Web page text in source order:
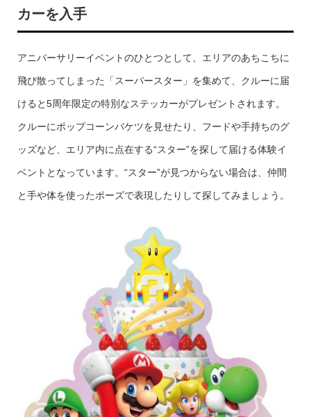
カーを入手
アニバーサリーイベントのひとつとして、エリアのあちこちに
飛び散ってしまった「スーパースター」を集めて、クルーに届
けると5周年限定の特別なステッカーがプレゼントされます。
クルーにポップコーンバケツを見せたり、フードや手持ちのグ
ッズなど、エリア内に点在する“スター”を探して届ける体験イ
ベントとなっています。“スター”が見つからない場合は、仲間
と手や体を使ったポーズで表現したりして探してみましょう。